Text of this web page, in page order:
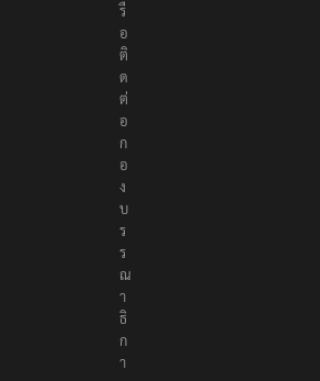
รื
อ
ติ
ด
ต่
อ
ก
อ
ง
บ
ร
ร
ณ
า
ธิ
ก
า